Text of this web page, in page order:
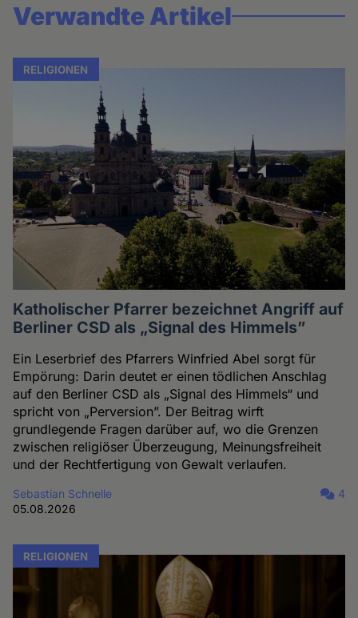
Verwandte Artikel
RELIGIONEN
Katholischer Pfarrer bezeichnet Angriff auf
Berliner CSD als „Signal des Himmels”
Ein Leserbrief des Pfarrers Winfried Abel sorgt für
Empörung: Darin deutet er einen tödlichen Anschlag
auf den Berliner CSD als „Signal des Himmels“ und
spricht von „Perversion”. Der Beitrag wirft
grundlegende Fragen darüber auf, wo die Grenzen
zwischen religiöser Überzeugung, Meinungsfreiheit
und der Rechtfertigung von Gewalt verlaufen.
Sebastian Schnelle
05.08.2026
4
RELIGIONEN